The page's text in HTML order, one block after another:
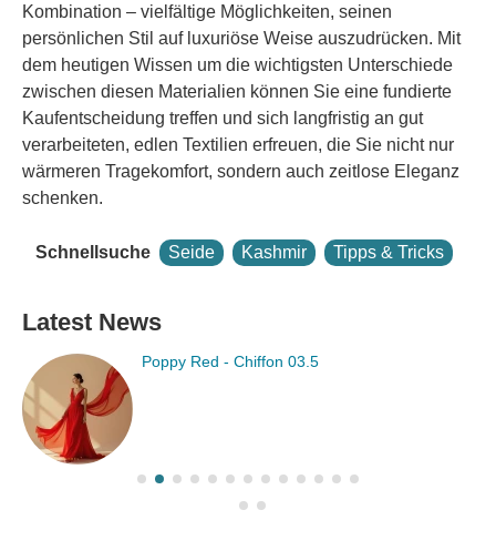
Kombination – vielfältige Möglichkeiten, seinen
persönlichen Stil auf luxuriöse Weise auszudrücken. Mit
dem heutigen Wissen um die wichtigsten Unterschiede
zwischen diesen Materialien können Sie eine fundierte
Kaufentscheidung treffen und sich langfristig an gut
verarbeiteten, edlen Textilien erfreuen, die Sie nicht nur
wärmeren Tragekomfort, sondern auch zeitlose Eleganz
schenken.
Schnellsuche Seide Kashmir Tipps & Tricks
Latest News
03.5